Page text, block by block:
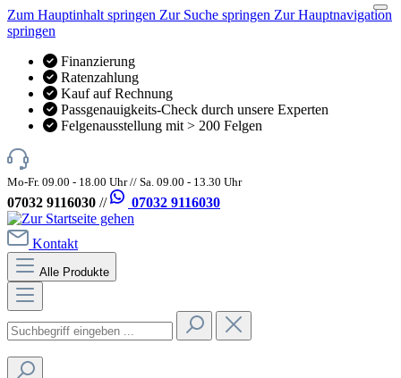
Zum Hauptinhalt springen Zur Suche springen Zur Hauptnavigation
springen
Finanzierung
Ratenzahlung
Kauf auf Rechnung
Passgenauigkeits-Check durch unsere Experten
Felgenausstellung mit > 200 Felgen
Mo-Fr. 09.00 - 18.00 Uhr // Sa. 09.00 - 13.30 Uhr
07032 9116030 // 07032 9116030
Kontakt
Alle Produkte